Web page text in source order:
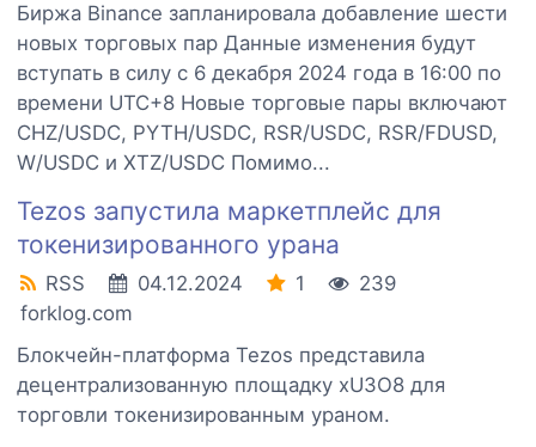
Биржа Binance запланировала добавление шести
новых торговых пар Данные изменения будут
вступать в силу с 6 декабря 2024 года в 16:00 по
времени UTC+8 Новые торговые пары включают
CHZ/USDC, PYTH/USDC, RSR/USDC, RSR/FDUSD,
W/USDC и XTZ/USDC Помимо...
Tezos запустила маркетплейс для
токенизированного урана
RSS 04.12.2024 1
239
forklog.com
Блокчейн-платформа Tezos представила
децентрализованную площадку xU3O8 для
торговли токенизированным ураном.